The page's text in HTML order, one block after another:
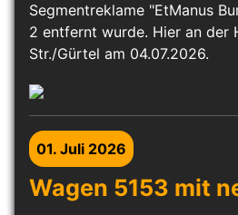
Segmentreklame "EtManus
2 entfernt wurde. Hier an der
Str./Gürtel am 04.07.2026.
01. Juli 2026
Wagen 5153 mit